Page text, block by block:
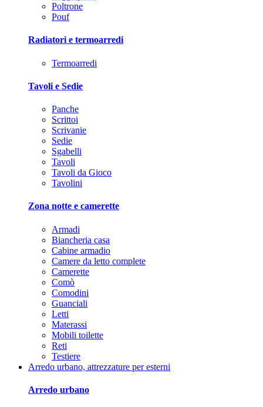
Poltrone
Pouf
Radiatori e termoarredi
Termoarredi
Tavoli e Sedie
Panche
Scrittoi
Scrivanie
Sedie
Sgabelli
Tavoli
Tavoli da Gioco
Tavolini
Zona notte e camerette
Armadi
Biancheria casa
Cabine armadio
Camere da letto complete
Camerette
Comò
Comodini
Guanciali
Letti
Materassi
Mobili toilette
Reti
Testiere
Arredo urbano, attrezzature per esterni
Arredo urbano